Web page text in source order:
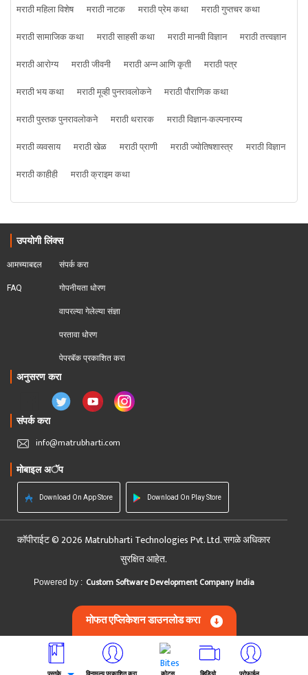
मराठी महिला विशेष
मराठी नाटक मराठी प्रेम कथा
मराठी गुप्तचर कथा
मराठी सामाजिक कथा
मराठी साहसी कथा मराठी मानवी विज्ञान
मराठी तत्त्वज्ञान
मराठी आरोग्य
मराठी जीवनी मराठी अन्न आणि कृती
मराठी पत्र
मराठी भय कथा
मराठी मूव्ही पुनरावलोकने
मराठी पौराणिक कथा
मराठी पुस्तक पुनरावलोकने
मराठी थरारक
मराठी विज्ञान-कल्पनारम्य
मराठी व्यवसाय
मराठी खेळ मराठी प्राणी मराठी ज्योतिषशास्त्र
मराठी विज्ञान
मराठी काहीही
मराठी क्राइम कथा
उपयोगी लिंक्स
आमच्याबद्दल
FAQ
संपर्क करा
गोपनीयता धोरण
वापरल्या गेलेल्या संज्ञा
परतावा धोरण
पेपरबॅक प्रकाशित करा
अनुसरण करा
संपर्क करा
info@matrubharti.com
मोबाइल अॅप
Download On App Store Download On Play Store
कॉपीराईट © 2026 Matrubharti Technologies Pvt. Ltd. सगळे अधिकार
सुरक्षित आहेत.
Powered by : Custom Software Development Company India
मोफत एप्लिकेशन डाउनलोड करा